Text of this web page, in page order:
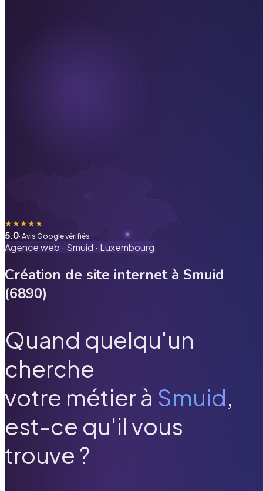
★★★★★
5.0· Avis Google vérifiés
Agence web · Smuid · Luxembourg
Création de site internet à Smuid
(6890)
Quand quelqu'un
cherche
votre métier à Smuid,
est-ce qu'il vous
trouve ?